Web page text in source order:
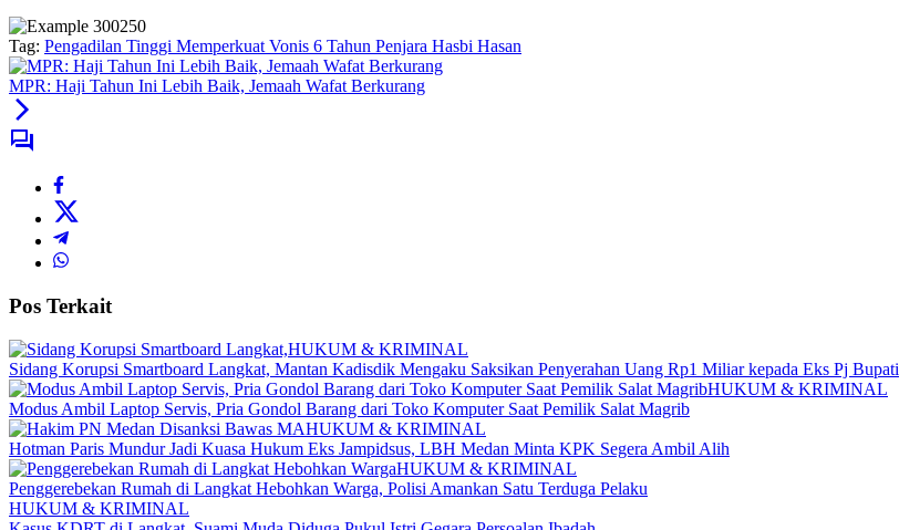
Tag: Pengadilan Tinggi Memperkuat Vonis 6 Tahun Penjara Hasbi Hasan
MPR: Haji Tahun Ini Lebih Baik, Jemaah Wafat Berkurang
Pos Terkait
HUKUM & KRIMINAL
Sidang Korupsi Smartboard Langkat, Mantan Kadisdik Mengaku Saksikan Penyerahan Uang Rp1 Miliar kepada Eks Pj Bupati
HUKUM & KRIMINAL
Modus Ambil Laptop Servis, Pria Gondol Barang dari Toko Komputer Saat Pemilik Salat Magrib
HUKUM & KRIMINAL
Hotman Paris Mundur Jadi Kuasa Hukum Eks Jampidsus, LBH Medan Minta KPK Segera Ambil Alih
HUKUM & KRIMINAL
Penggerebekan Rumah di Langkat Hebohkan Warga, Polisi Amankan Satu Terduga Pelaku
HUKUM & KRIMINAL